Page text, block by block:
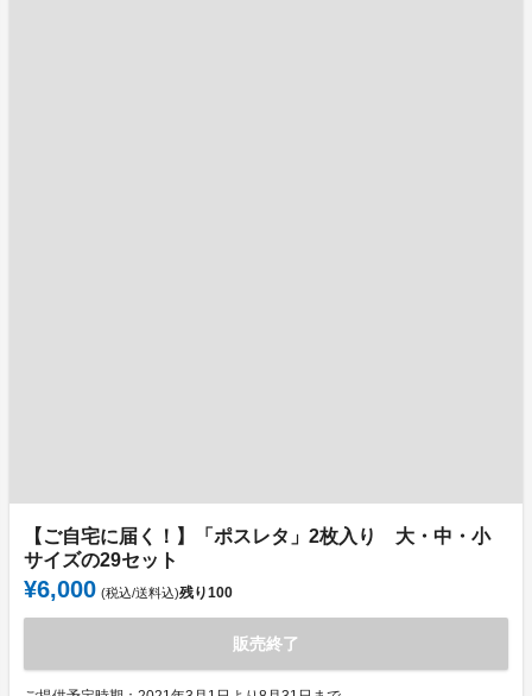
【ご自宅に届く！】「ポスレタ」2枚入り 大・中・小
サイズの29セット
¥6,000 (税込/送料込)残り100
販売終了